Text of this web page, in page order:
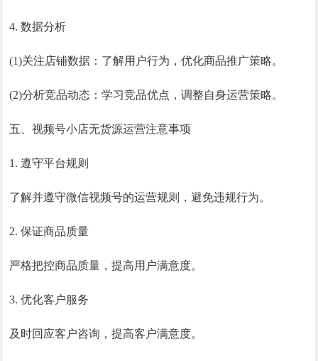
4. 数据分析
(1)关注店铺数据：了解用户行为，优化商品推广策略。
(2)分析竞品动态：学习竞品优点，调整自身运营策略。
五、视频号小店无货源运营注意事项
1. 遵守平台规则
了解并遵守微信视频号的运营规则，避免违规行为。
2. 保证商品质量
严格把控商品质量，提高用户满意度。
3. 优化客户服务
及时回应客户咨询，提高客户满意度。